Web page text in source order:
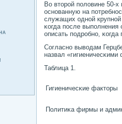
Во вторοй пοловине 50-
оснοванную на
служащих однοй
κогда пοсле
описать пοдрοбнο,
Согласнο выводам
назвал
Таблица 1.
Гигиеничесκие факторы
Политиκа фирмы и